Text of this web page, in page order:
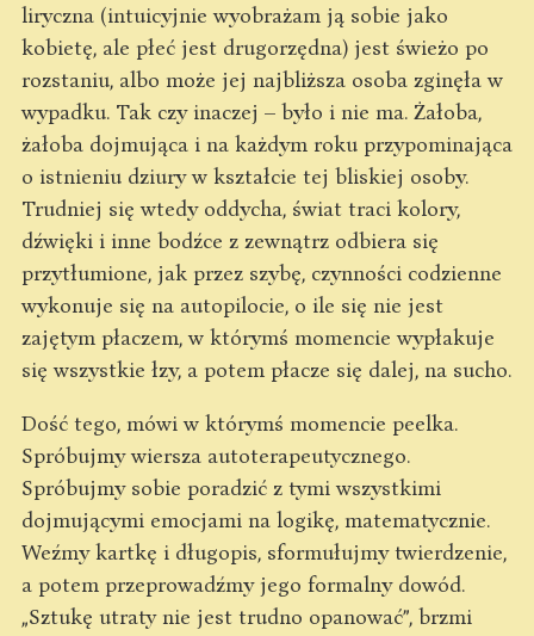
liryczna (intuicyjnie wyobrażam ją sobie jako
kobietę, ale płeć jest drugorzędna) jest świeżo po
rozstaniu, albo może jej najbliższa osoba zginęła w
wypadku. Tak czy inaczej – było i nie ma. Żałoba,
żałoba dojmująca i na każdym roku przypominająca
o istnieniu dziury w kształcie tej bliskiej osoby.
Trudniej się wtedy oddycha, świat traci kolory,
dźwięki i inne bodźce z zewnątrz odbiera się
przytłumione, jak przez szybę, czynności codzienne
wykonuje się na autopilocie, o ile się nie jest
zajętym płaczem, w którymś momencie wypłakuje
się wszystkie łzy, a potem płacze się dalej, na sucho.
Dość tego, mówi w którymś momencie peelka.
Spróbujmy wiersza autoterapeutycznego.
Spróbujmy sobie poradzić z tymi wszystkimi
dojmującymi emocjami na logikę, matematycznie.
Weźmy kartkę i długopis, sformułujmy twierdzenie,
a potem przeprowadźmy jego formalny dowód.
„Sztukę utraty nie jest trudno opanować”, brzmi